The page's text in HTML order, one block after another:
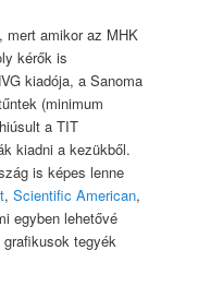
mert amikor az MHK
kérők is
kiadója, a Sanoma
(minimum
a TIT
kiadni a kezükből.
is képes lenne
,Scientific American,
egyben lehetővé
tegyék